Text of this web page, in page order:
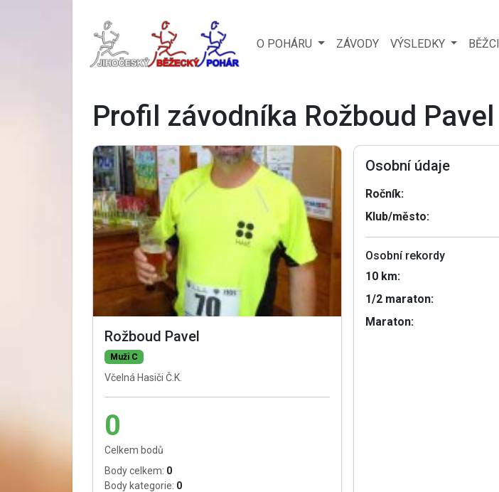
O POHÁRU ZÁVODY VÝSLEDKY BĚŽCI
Profil závodníka Rožboud Pavel
Rožboud Pavel
Muži C
Včelná Hasiči Č.K.
0
Celkem bodů
Body celkem: 0
Body kategorie: 0
Osobní údaje
Ročník:
Klub/město:
Osobní rekordy
10 km:
1/2 maraton:
Maraton: